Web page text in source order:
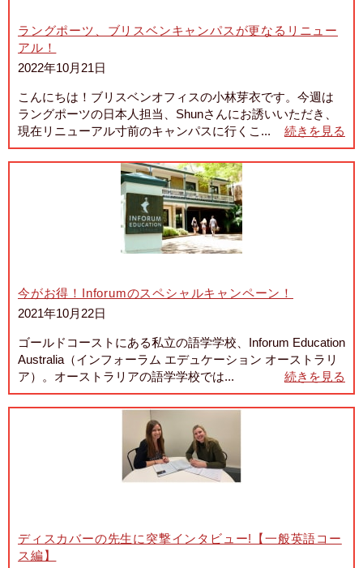
ラングポーツ、ブリスベンキャンパスが更なるリニュー
アル！
2022年10月21日
こんにちは！ブリスベンオフィスの小林芽衣です。今週は
ラングポーツの日本人担当、Shunさんにお誘いいただき、
現在リニューアル寸前のキャンパスに行くこ...
続きを見る
今がお得！Inforumのスペシャルキャンペーン！
2021年10月22日
ゴールドコーストにある私立の語学学校、Inforum Education
Australia（インフォーラム エデュケーション オーストラリ
ア）。オーストラリアの語学学校では...
続きを見る
ディスカバーの先生に突撃インタビュー!【一般英語コー
ス編】